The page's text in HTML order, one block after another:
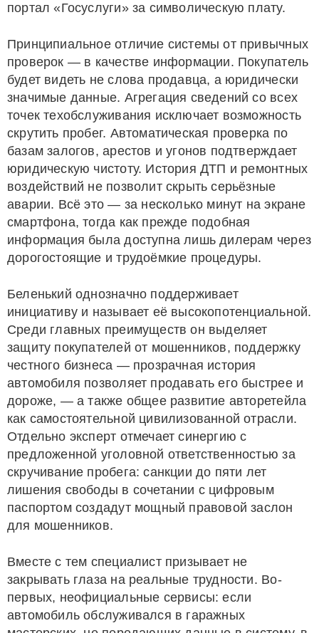
портал «Госуслуги» за символическую плату.
Принципиальное отличие системы от привычных
проверок — в качестве информации. Покупатель
будет видеть не слова продавца, а юридически
значимые данные. Агрегация сведений со всех
точек техобслуживания исключает возможность
скрутить пробег. Автоматическая проверка по
базам залогов, арестов и угонов подтверждает
юридическую чистоту. История ДТП и ремонтных
воздействий не позволит скрыть серьёзные
аварии. Всё это — за несколько минут на экране
смартфона, тогда как прежде подобная
информация была доступна лишь дилерам через
дорогостоящие и трудоёмкие процедуры.
Беленький однозначно поддерживает
инициативу и называет её высокопотенциальной.
Среди главных преимуществ он выделяет
защиту покупателей от мошенников, поддержку
честного бизнеса — прозрачная история
автомобиля позволяет продавать его быстрее и
дороже, — а также общее развитие авторетейла
как самостоятельной цивилизованной отрасли.
Отдельно эксперт отмечает синергию с
предложенной уголовной ответственностью за
скручивание пробега: санкции до пяти лет
лишения свободы в сочетании с цифровым
паспортом создадут мощный правовой заслон
для мошенников.
Вместе с тем специалист призывает не
закрывать глаза на реальные трудности. Во-
первых, неофициальные сервисы: если
автомобиль обслуживался в гаражных